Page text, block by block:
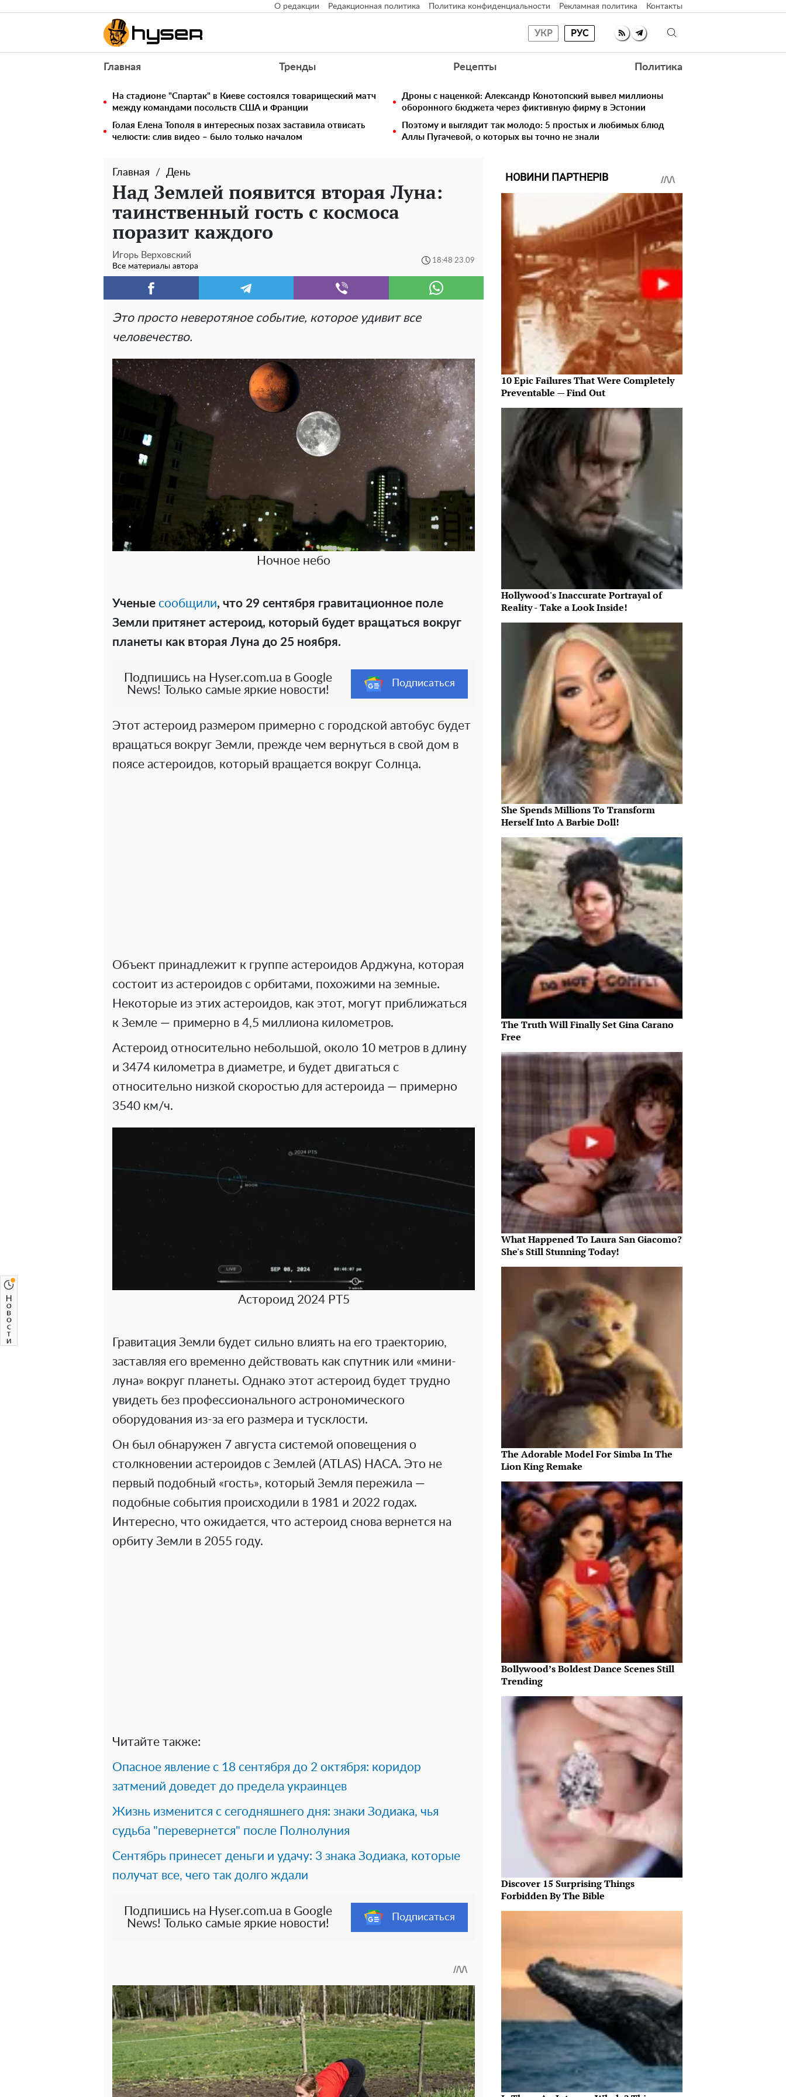
О редакции Редакционная политика Политика конфиденциальности Рекламная политика Контакты
УКР РУС
Главная Тренды Рецепты Политика
На стадионе "Спартак" в Киеве состоялся товарищеский матч
между командами посольств США и Франции
Дроны с наценкой: Александр Конотопский вывел миллионы
оборонного бюджета через фиктивную фирму в Эстонии
Голая Елена Тополя в интересных позах заставила отвисать
челюсти: слив видео – было только началом
Поэтому и выглядит так молодо: 5 простых и любимых блюд
Аллы Пугачевой, о которых вы точно не знали
Главная День
Над Землей появится вторая Луна:
таинственный гость с космоса
поразит каждого
Игорь Верховский
Все материалы автора
18:48 23.09
Это просто неверотяное событие, которое удивит все
человечество.
Ночное небо
Ученые сообщили, что 29 сентября гравитационное поле
Земли притянет астероид, который будет вращаться вокруг
планеты как вторая Луна до 25 ноября.
Подпишись на Hyser.com.ua в Google
News! Только самые яркие новости!
Подписаться
Этот астероид размером примерно с городской автобус будет
вращаться вокруг Земли, прежде чем вернуться в свой дом в
поясе астероидов, который вращается вокруг Солнца.
Объект принадлежит к группе астероидов Арджуна, которая
состоит из астероидов с орбитами, похожими на земные.
Некоторые из этих астероидов, как этот, могут приближаться
к Земле — примерно в 4,5 миллиона километров.
Астероид относительно небольшой, около 10 метров в длину
и 3474 километра в диаметре, и будет двигаться с
относительно низкой скоростью для астероида — примерно
3540 км/ч.
Астороид 2024 PT5
Гравитация Земли будет сильно влиять на его траекторию,
заставляя его временно действовать как спутник или «мини-
луна» вокруг планеты. Однако этот астероид будет трудно
увидеть без профессионального астрономического
оборудования из-за его размера и тусклости.
Он был обнаружен 7 августа системой оповещения о
столкновении астероидов с Землей (ATLAS) НАСА. Это не
первый подобный «гость», который Земля пережила —
подобные события происходили в 1981 и 2022 годах.
Интересно, что ожидается, что астероид снова вернется на
орбиту Земли в 2055 году.
Читайте также:
Опасное явление с 18 сентября до 2 октября: коридор
затмений доведет до предела украинцев
Жизнь изменится с сегодняшнего дня: знаки Зодиака, чья
судьба "перевернется" после Полнолуния
Сентябрь принесет деньги и удачу: 3 знака Зодиака, которые
получат все, чего так долго ждали
Подпишись на Hyser.com.ua в Google
News! Только самые яркие новости!
Подписаться
НОВИНИ ПАРТНЕРІВ
10 Epic Failures That Were Completely
Preventable — Find Out
Hollywood's Inaccurate Portrayal of
Reality - Take a Look Inside!
She Spends Millions To Transform
Herself Into A Barbie Doll!
The Truth Will Finally Set Gina Carano
Free
What Happened To Laura San Giacomo?
She's Still Stunning Today!
The Adorable Model For Simba In The
Lion King Remake
Bollywood’s Boldest Dance Scenes Still
Trending
Discover 15 Surprising Things
Forbidden By The Bible